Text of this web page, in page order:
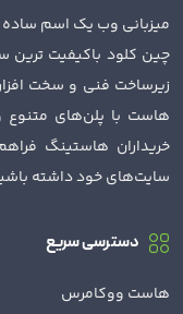
میزبانی وب یک اسم ساده
چین کلود باکیفیت ترین
زیرساخت فنی و سخت
خریداران هاستینگ
سایت‌های خود داشته
دسترسی سریع
هاست ووکامرس